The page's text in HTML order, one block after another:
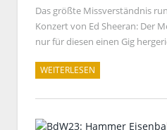
Das größte Missverständnis
Konzert von Ed Sheeran: Der
nur für diesen einen Gig
WEITERLESEN